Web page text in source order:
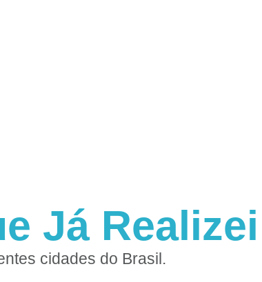
Já Realizei
cidades do Brasil.